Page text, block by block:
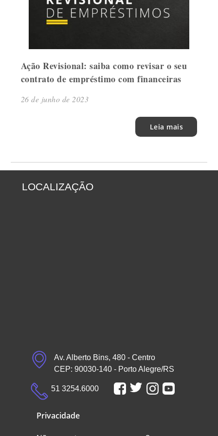
Ação Revisional: saiba como revisar o seu
contrato de empréstimo com financeiras
26 de junho de 2023
Leia mais
LOCALIZAÇÃO
Av. Alberto Bins, 480 - Centro
CEP: 90030-140 - Porto Alegre/RS
51 3254.6000
Privacidade